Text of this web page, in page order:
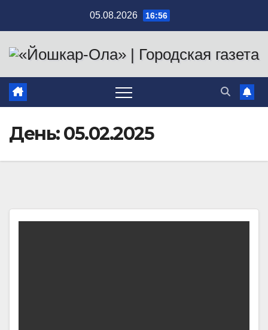
содержимому
05.08.2026 16:56
День:05.02.2025